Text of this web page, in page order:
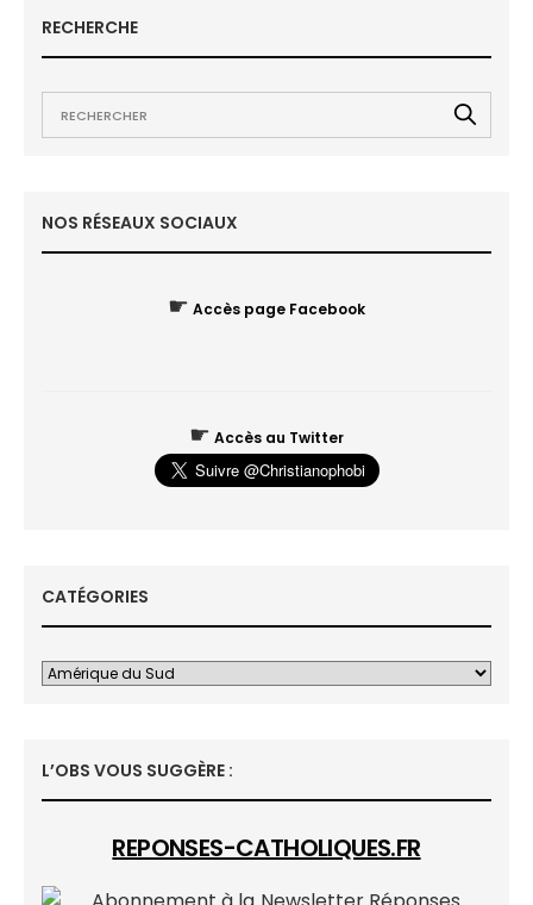
RECHERCHE
NOS RÉSEAUX SOCIAUX
☛ Accès page Facebook
☛ Accès au Twitter
CATÉGORIES
L’OBS VOUS SUGGÈRE :
REPONSES-CATHOLIQUES.FR